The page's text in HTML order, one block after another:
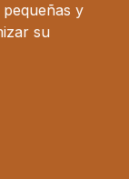
y
su